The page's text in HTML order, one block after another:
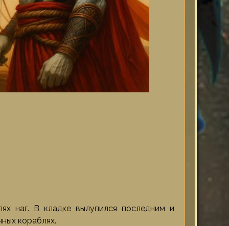
наг. В кладке вылупился последним и
кораблях.